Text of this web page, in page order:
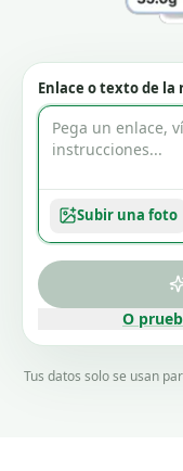
Enlace o texto de la
Subir una foto
O
Tus datos solo se usan